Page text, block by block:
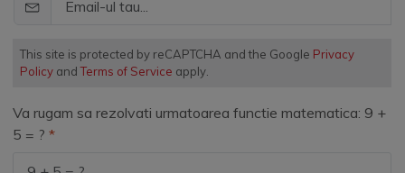
This site is protected by reCAPTCHA and the Google Privacy
Policy andTerms of Service apply.
Va rugam sa rezolvati urmatoarea functie matematica: 9 +
5 = ?